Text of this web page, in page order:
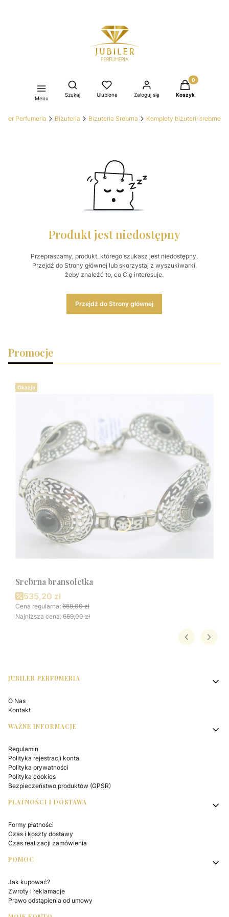
Menu
Otwórz wyszukiwarkę
Szukaj Ulubione Zaloguj się
Produkty w
Koszyk
Perfumeria Biżuteria Bizuteria Srebrna Komplety biżuterii srebrne
Produkt jest niedostępny
Przepraszamy, produkt, którego szukasz jest niedostępny.
Przejdź do Strony głównej lub skorzystaj z wyszukiwarki,
żeby znaleźć to, co Cię interesuje.
Przejdź do Strony głównej
Promocje
Okazja
Srebrna bransoletka
Cena promocyjna
535,20 zł
Cena regularna: 669,00 zł
Najniższa cena: 669,00 zł
Linki w stopce
JUBILER PERFUMERIA
O Nas
Kontakt
WAŻNE INFORMACJE
Regulamin
Polityka rejestracji konta
Polityka prywatności
Polityka cookies
Bezpieczeństwo produktów (GPSR)
PŁATNOŚCI I DOSTAWA
Formy płatności
Czas i koszty dostawy
Czas realizacji zamówienia
POMOC
Jak kupować?
Zwroty i reklamacje
Prawo odstąpienia od umowy